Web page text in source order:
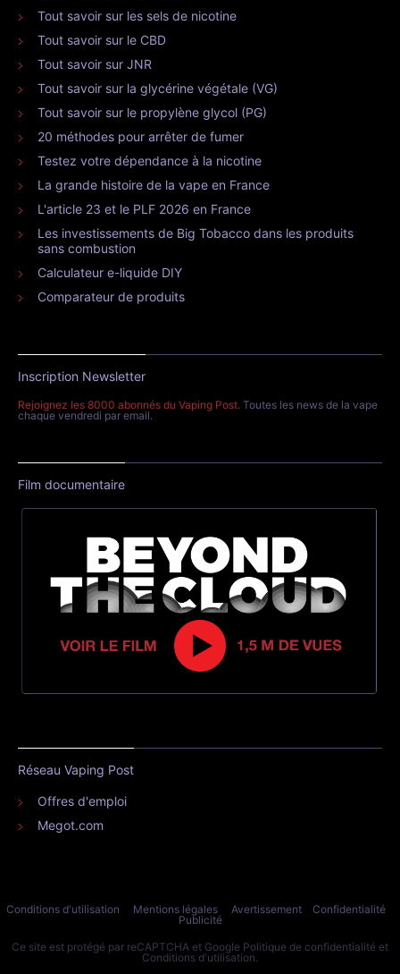
Tout savoir sur les sels de nicotine
Tout savoir sur le CBD
Tout savoir sur JNR
Tout savoir sur la glycérine végétale (VG)
Tout savoir sur le propylène glycol (PG)
20 méthodes pour arrêter de fumer
Testez votre dépendance à la nicotine
La grande histoire de la vape en France
L'article 23 et le PLF 2026 en France
Les investissements de Big Tobacco dans les produits
sans combustion
Calculateur e-liquide DIY
Comparateur de produits
Inscription Newsletter
Rejoignez les 8000 abonnés du Vaping Post. Toutes les news de la vape
chaque vendredi par email.
Film documentaire
Réseau Vaping Post
Offres d'emploi
Megot.com
Conditions d'utilisation Mentions légales Avertissement
Confidentialité
Publicité
Ce site est protégé par reCAPTCHA et Google Politique de confidentialité et
Conditions d'utilisation.